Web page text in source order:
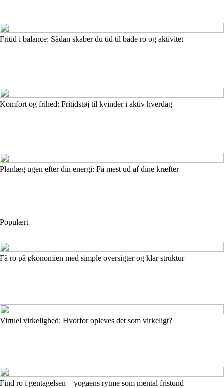
Fritid i balance: Sådan skaber du tid til både ro og aktivitet
Komfort og frihed: Fritidstøj til kvinder i aktiv hverdag
Planlæg ugen efter din energi: Få mest ud af dine kræfter
Populært
Få ro på økonomien med simple oversigter og klar struktur
Virtuel virkelighed: Hvorfor opleves det som virkeligt?
Find ro i gentagelsen – yogaens rytme som mental fristund